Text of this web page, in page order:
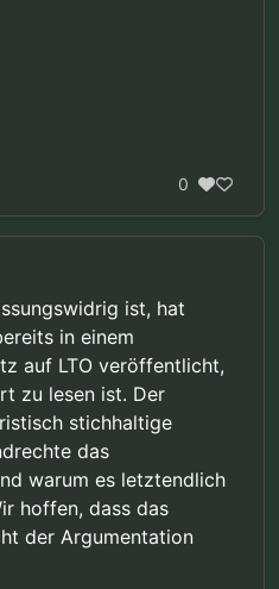
0
ist, hat
in einem
auf LTO veröffentlicht,
zu lesen ist. Der
stichhaltige
das
warum es letztendlich
hoffen, dass das
der Argumentation